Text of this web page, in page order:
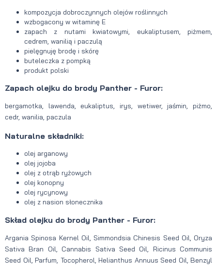
kompozycja dobroczynnych olejów roślinnych
wzbogacony w witaminę E
zapach z nutami kwiatowymi, eukaliptusem, piżmem,
cedrem, wanilią i paczulą
pielęgnuję brodę i skórę
buteleczka z pompką
produkt polski
Zapach olejku do brody Panther - Furor:
bergamotka, lawenda, eukaliptus, irys, wetiwer, jaśmin, piżmo,
cedr, wanilia, paczula
Naturalne składniki:
olej arganowy
olej jojoba
olej z otrąb ryżowych
olej konopny
olej rycynowy
olej z nasion słonecznika
Skład olejku do brody Panther - Furor:
Argania Spinosa Kernel Oil, Simmondsia Chinesis Seed Oil, Oryza
Sativa Bran Oil, Cannabis Sativa Seed Oil, Ricinus Communis
Seed Oil, Parfum, Tocopherol, Helianthus Annuus Seed Oil, Benzyl